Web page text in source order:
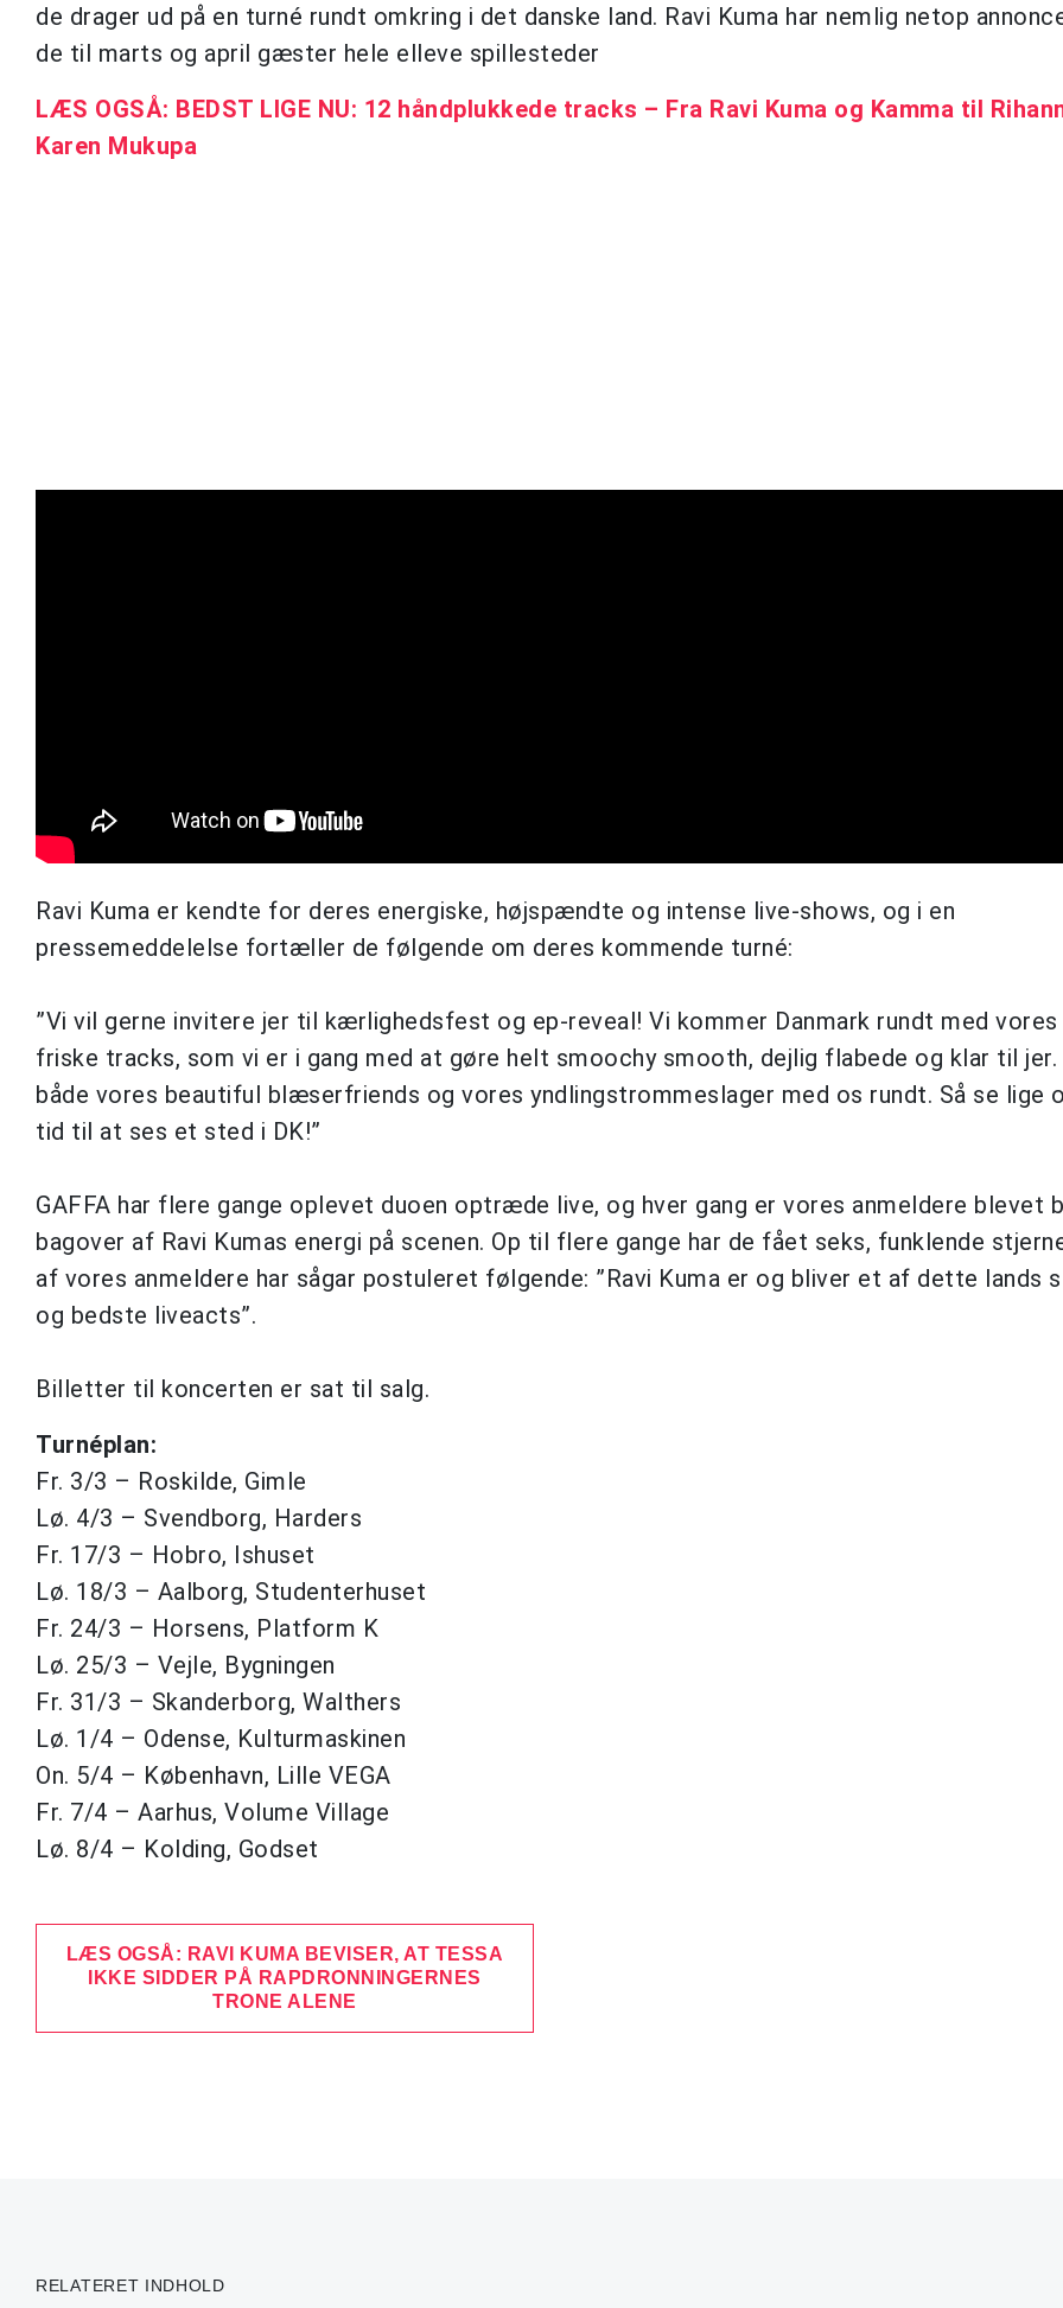
de drager ud på en turné rundt omkring i det danske land. Ravi Kuma har nemlig netop
de til marts og april gæster hele elleve spillesteder
LÆS OGSÅ: BEDST LIGE NU: 12 håndplukkede tracks – Fra Ravi Kuma og Kamma til
Karen Mukupa
Ravi Kuma er kendte for deres energiske, højspændte og intense live-shows, og i en
pressemeddelelse fortæller de følgende om deres kommende turné:
”Vi vil gerne invitere jer til kærlighedsfest og ep-reveal! Vi kommer Danmark rundt med vores
friske tracks, som vi er i gang med at gøre helt smoochy smooth, dejlig flabede og klar til
både vores beautiful blæserfriends og vores yndlingstrommeslager med os rundt. Så se lige
tid til at ses et sted i DK!”
GAFFA har flere gange oplevet duoen optræde live, og hver gang er vores anmeldere blevet
bagover af Ravi Kumas energi på scenen. Op til flere gange har de fået seks, funklende
af vores anmeldere har sågar postuleret følgende: ”Ravi Kuma er og bliver et af dette lands
og bedste liveacts”.
Billetter til koncerten er sat til salg.
Turnéplan:
Fr. 3/3 – Roskilde, Gimle
Lø. 4/3 – Svendborg, Harders
Fr. 17/3 – Hobro, Ishuset
Lø. 18/3 – Aalborg, Studenterhuset
Fr. 24/3 – Horsens, Platform K
Lø. 25/3 – Vejle, Bygningen
Fr. 31/3 – Skanderborg, Walthers
Lø. 1/4 – Odense, Kulturmaskinen
On. 5/4 – København, Lille VEGA
Fr. 7/4 – Aarhus, Volume Village
Lø. 8/4 – Kolding, Godset
LÆS OGSÅ: RAVI KUMA BEVISER, AT TESSA
IKKE SIDDER PÅ RAPDRONNINGERNES
TRONE ALENE
RELATERET INDHOLD